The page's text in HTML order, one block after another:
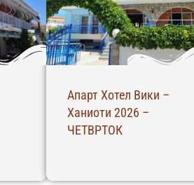
Апарт Хотел Вики –
Ханиоти 2026 –
ЧЕТВРТОК